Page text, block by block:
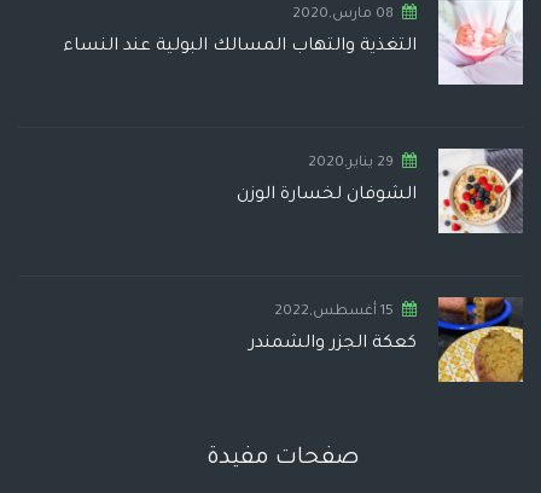
08 مارس,2020
التغذية والتهاب المسالك البولية عند النساء
29 يناير,2020
الشوفان لخسارة الوزن
15 أغسطس,2022
كعكة الجزر والشمندر
صفحات مفيدة